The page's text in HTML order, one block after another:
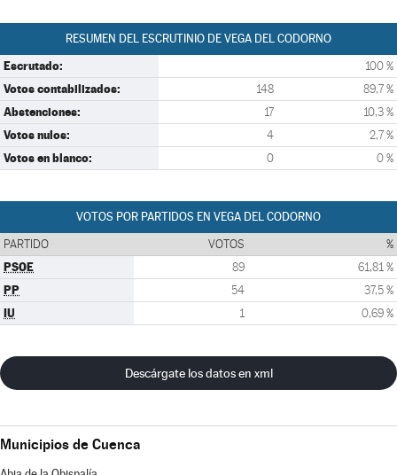
RESUMEN DEL ESCRUTINIO DE VEGA DEL CODORNO
Escrutado: 100 %
Votos contabilizados: 148 89,7 %
Abstenciones: 17 10,3 %
Votos nulos: 4 2,7 %
Votos en blanco: 0 0 %
VOTOS POR PARTIDOS EN VEGA DEL CODORNO
PARTIDO VOTOS %
PSOE 89 61,81 %
PP 54 37,5 %
IU 1 0,69 %
Descárgate los datos en xml
Municipios de Cuenca